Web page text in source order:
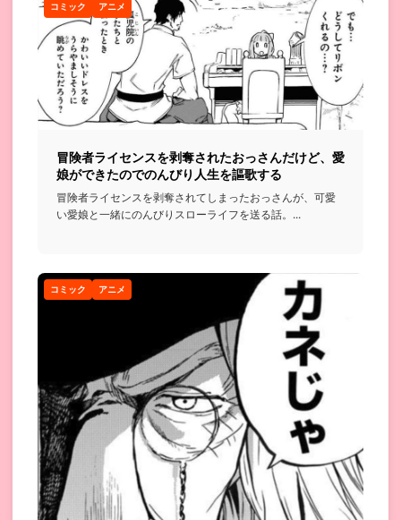
コミック アニメ
冒険者ライセンスを剥奪されたおっさんだけど、愛
娘ができたのでのんびり人生を謳歌する
冒険者ライセンスを剥奪されてしまったおっさんが、可愛
い愛娘と一緒にのんびりスローライフを送る話。...
コミック アニメ